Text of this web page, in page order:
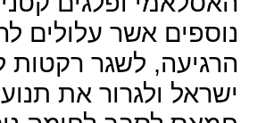
נוספים אשר עלולים
הרגיעה, לשגר רקטות
ישראל ולגרור את